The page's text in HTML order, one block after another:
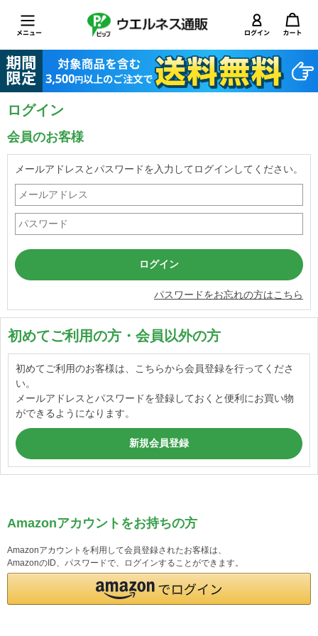
ログイン
会員のお客様
メールアドレスとパスワードを入力してログインしてください。
パスワードをお忘れの方はこちら
初めてご利用の方・会員以外の方
初めてご利用のお客様は、こちらから会員登録を行ってくださ
い。
メールアドレスとパスワードを登録しておくと便利にお買い物
ができるようになります。
Amazonアカウントをお持ちの方
Amazonアカウントを利用して会員登録されたお客様は、
AmazonのID、パスワードで、ログインすることができます。